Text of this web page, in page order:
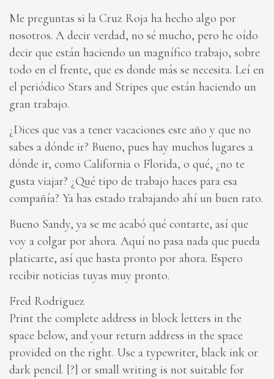
Me preguntas si la Cruz Roja ha hecho algo por
nosotros. A decir verdad, no sé mucho, pero he oído
decir que están haciendo un magnífico trabajo, sobre
todo en el frente, que es donde más se necesita. Leí en
el periódico Stars and Stripes que están haciendo un
gran trabajo.
¿Dices que vas a tener vacaciones este año y que no
sabes a dónde ir? Bueno, pues hay muchos lugares a
dónde ir, como California o Florida, o qué, ¿no te
gusta viajar? ¿Qué tipo de trabajo haces para esa
compañía? Ya has estado trabajando ahí un buen rato.
Bueno Sandy, ya se me acabó qué contarte, así que
voy a colgar por ahora. Aquí no pasa nada que pueda
platicarte, así que hasta pronto por ahora. Espero
recibir noticias tuyas muy pronto.
Fred Rodriguez
Print the complete address in block letters in the
space below, and your return address in the space
provided on the right. Use a typewriter, black ink or
dark pencil. [?] or small writing is not suitable for